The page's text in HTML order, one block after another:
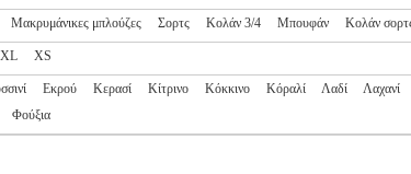
Μακρυμάνικες μπλούζες Σορτς Κολάν 3/4 Μπουφάν Κολάν
XL XS
Εκρού Κερασί Κίτρινο Κόκκινο Κόραλί Λαδί Λαχανί
Φούξια